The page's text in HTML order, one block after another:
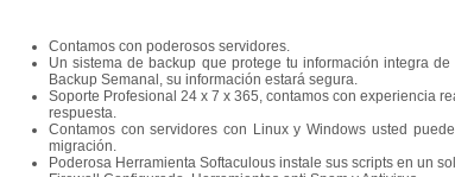
Contamos con poderosos servidores.
Un sistema de backup que protege tu información integra
Backup Semanal, su información estará segura.
Soporte Profesional 24 x 7 x 365, contamos con experiencia
respuesta.
Contamos con servidores con Linux y Windows usted
migración.
Poderosa Herramienta Softaculous instale sus scripts en un